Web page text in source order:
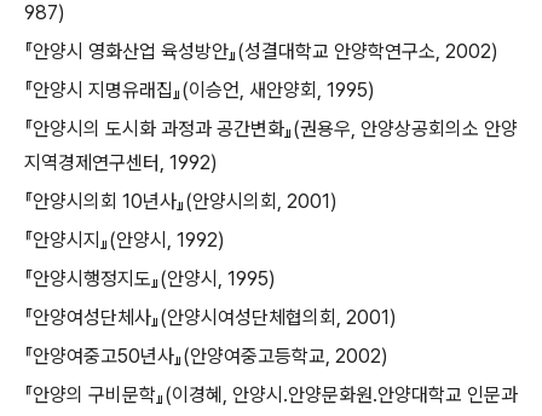
987)
『안양시 영화산업 육성방안』(성결대학교 안양학연구소, 2002)
『안양시 지명유래집』(이승언, 새안양회, 1995)
『안양시의 도시화 과정과 공간변화』(권용우, 안양상공회의소 안양
지역경제연구센터, 1992)
『안양시의회 10년사』(안양시의회, 2001)
『안양시지』(안양시, 1992)
『안양시행정지도』(안양시, 1995)
『안양여성단체사』(안양시여성단체협의회, 2001)
『안양여중고50년사』(안양여중고등학교, 2002)
『안양의 구비문학』(이경혜, 안양시․안양문화원․안양대학교 인문과